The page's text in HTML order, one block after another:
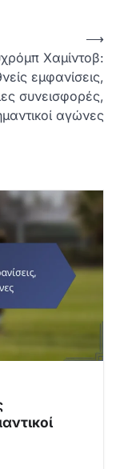
Χαμίντοβ:
εμφανίσεις,
συνεισφορές,
αγώνες
⟶